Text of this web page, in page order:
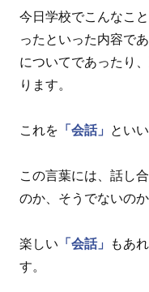
今日学校でこんなこ
ったといった内容で
についてであったり
ります。
これを 「会話」 とい
この言葉には、話し
のか、そうでないの
楽しい 「会話」 もあ
す。